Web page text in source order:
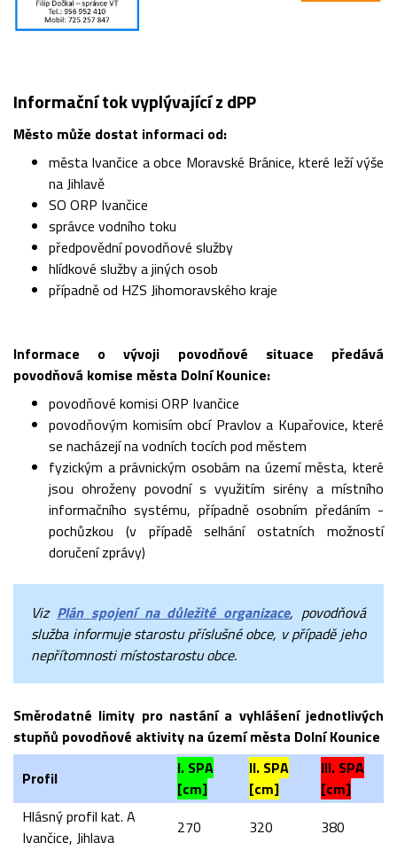
Informační tok vyplývající z dPP
Město může dostat informaci od:
města Ivančice a obce Moravské Bránice, které leží výše
na Jihlavě
SO ORP Ivančice
správce vodního toku
předpovědní povodňové služby
hlídkové služby a jiných osob
případně od HZS Jihomoravského kraje
Informace o vývoji povodňové situace předává
povodňová komise města Dolní Kounice:
povodňové komisi ORP Ivančice
povodňovým komisím obcí Pravlov a Kupařovice, které
se nacházejí na vodních tocích pod městem
fyzickým a právnickým osobám na území města, které
jsou ohroženy povodní s využitím sirény a místního
informačního systému, případně osobním předáním -
pochůzkou (v případě selhání ostatních možností
doručení zprávy)
Viz Plán spojení na důležité organizace, povodňová
služba informuje starostu příslušné obce, v případě jeho
nepřítomnosti místostarostu obce.
Směrodatné limity pro nastání a vyhlášení jednotlivých
stupňů povodňové aktivity na území města Dolní Kounice
Profil
I. SPA
[cm]
II. SPA
[cm]
III. SPA
[cm]
Hlásný profil kat. A
Ivančice, Jihlava
270 320 380